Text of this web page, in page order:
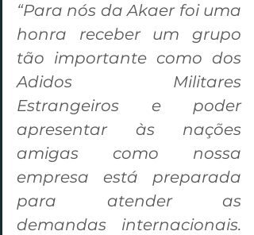
“Para nós da Akaer foi uma
honra receber um grupo
tão importante como dos
Adidos Militares
Estrangeiros e poder
apresentar às nações
amigas como nossa
empresa está preparada
para atender as
demandas internacionais.